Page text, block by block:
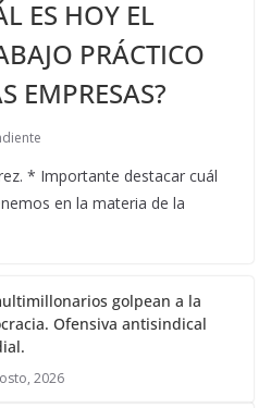
ES HOY EL
PRÁCTICO
EMPRESAS?
* Importante destacar cuál
en la materia de la
golpean a la
Ofensiva antisindical
2026